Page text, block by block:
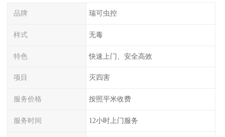
品牌 瑞可虫控
样式 无毒
特色 快速上门、安全高效
项目 灭四害
服务价格 按照平米收费
服务时间 12小时上门服务